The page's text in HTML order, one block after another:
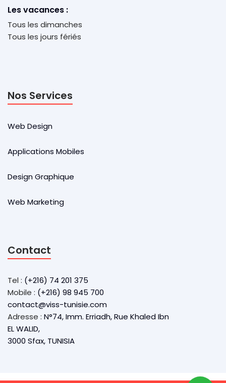
Les vacances :
Tous les dimanches
Tous les jours fériés
Nos Services
Web Design
Applications Mobiles
Design Graphique
Web Marketing
Contact
Tel : (+216) 74 201 375
Mobile : (+216) 98 945 700
contact@viss-tunisie.com
Adresse : N°74, Imm. Erriadh, Rue Khaled Ibn
EL WALID,
3000 Sfax, TUNISIA